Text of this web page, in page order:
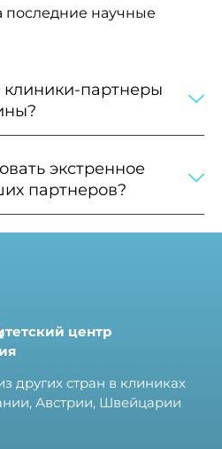
последние научные
партнеры
экстренное
партнеров?
центр
других стран в клиниках
Австрии, Швейцарии